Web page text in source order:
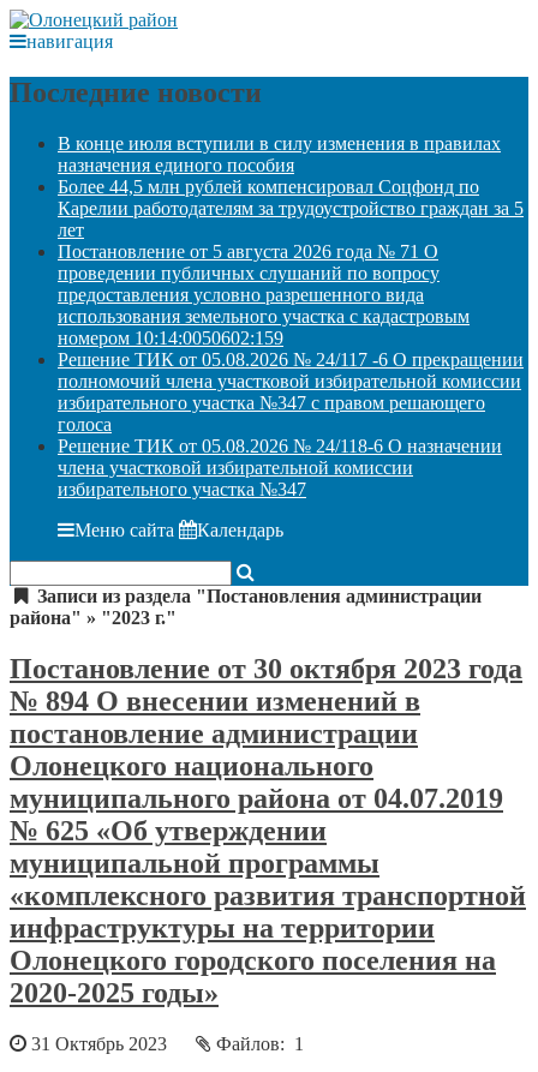
навигация
Последние новости
В конце июля вступили в силу изменения в правилах
назначения единого пособия
Более 44,5 млн рублей компенсировал Соцфонд по
Карелии работодателям за трудоустройство граждан за 5
лет
Постановление от 5 августа 2026 года № 71 О
проведении публичных слушаний по вопросу
предоставления условно разрешенного вида
использования земельного участка с кадастровым
номером 10:14:0050602:159
Решение ТИК от 05.08.2026 № 24/117 -6 О прекращении
полномочий члена участковой избирательной комиссии
избирательного участка №347 с правом решающего
голоса
Решение ТИК от 05.08.2026 № 24/118-6 О назначении
члена участковой избирательной комиссии
избирательного участка №347
Меню сайта Календарь
Записи из раздела "Постановления администрации
района" » "2023 г."
Постановление от 30 октября 2023 года
№ 894 О внесении изменений в
постановление администрации
Олонецкого национального
муниципального района от 04.07.2019
№ 625 «Об утверждении
муниципальной программы
«комплексного развития транспортной
инфраструктуры на территории
Олонецкого городского поселения на
2020-2025 годы»
31 Октябрь 2023
Файлов: 1